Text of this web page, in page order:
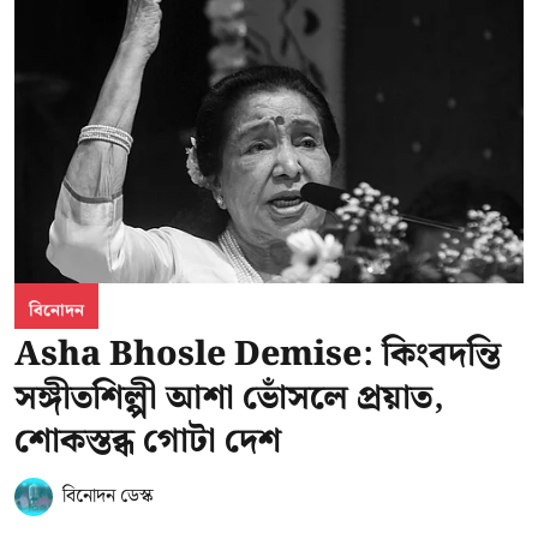
বিনোদন
Asha Bhosle Demise: কিংবদন্তি
সঙ্গীতশিল্পী আশা ভোঁসলে প্রয়াত,
শোকস্তব্ধ গোটা দেশ
বিনোদন ডেস্ক